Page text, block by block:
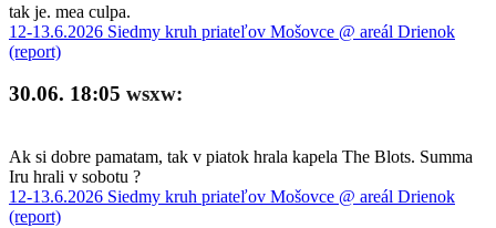
tak je. mea culpa.
12-13.6.2026 Siedmy kruh priateľov Mošovce @ areál Drienok
(report)
30.06. 18:05 wsxw:
Ak si dobre pamatam, tak v piatok hrala kapela The Blots. Summa
Iru hrali v sobotu ?
12-13.6.2026 Siedmy kruh priateľov Mošovce @ areál Drienok
(report)